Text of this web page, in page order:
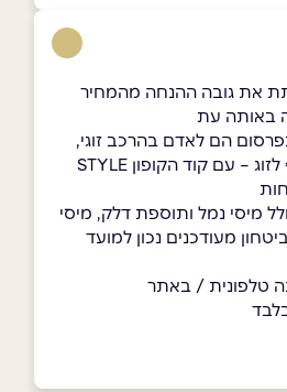
את גובה ההנחה מהמחיר
באותה עת
הם לאדם בהרכב זוגי,
מיסי נמל ותוספת דלק, מיסי
מעודכנים נכון למועד
טלפונית / באתר